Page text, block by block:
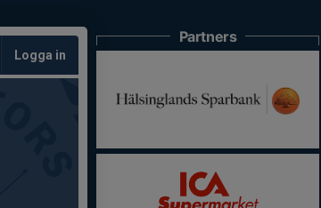
Logga in
Partners